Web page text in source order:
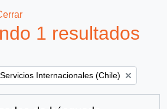
1 resultados
Internacionales (Chile)